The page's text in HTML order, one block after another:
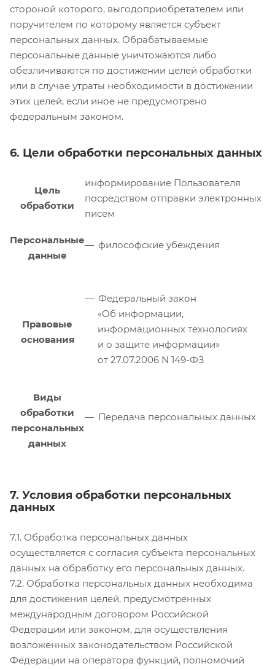
стороной которого, выгодоприобретателем или
поручителем по которому является субъект
персональных данных. Обрабатываемые
персональные данные уничтожаются либо
обезличиваются по достижении целей обработки
или в случае утраты необходимости в достижении
этих целей, если иное не предусмотрено
федеральным законом.
6. Цели обработки персональных данных
Цель
обработки
информирование Пользователя
посредством отправки электронных
писем
Персональные
данные
философские убеждения
Правовые
основания
Федеральный закон
«Об информации,
информационных технологиях
и о защите информации»
от 27.07.2006 N 149-ФЗ
Виды
обработки
персональных
данных
Передача персональных данных
7. Условия обработки персональных
данных
7.1. Обработка персональных данных
осуществляется с согласия субъекта персональных
данных на обработку его персональных данных.
7.2. Обработка персональных данных необходима
для достижения целей, предусмотренных
международным договором Российской
Федерации или законом, для осуществления
возложенных законодательством Российской
Федерации на оператора функций, полномочий